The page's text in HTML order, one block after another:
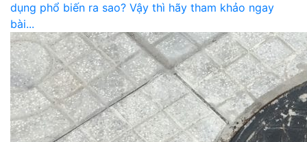
dụng phổ biến ra sao? Vậy thì hãy tham khảo ngay
bài...